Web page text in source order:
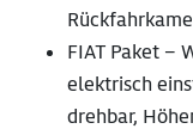
FIAT Paket –
elektrisch
drehbar,